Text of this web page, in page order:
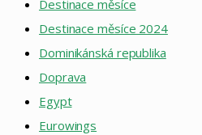
Destinace měsíce
Destinace měsíce 2024
Dominikánská republika
Doprava
Egypt
Eurowings